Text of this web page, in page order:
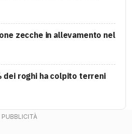
zecche in allevamento nel
dei roghi ha colpito terreni